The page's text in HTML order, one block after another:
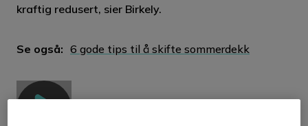
kraftig redusert, sier Birkely.
Se også: 6 gode tips til å skifte sommerdekk
Play